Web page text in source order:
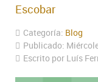
Escobar
Categoría: Blog
Publicado:
Escrito por Luís